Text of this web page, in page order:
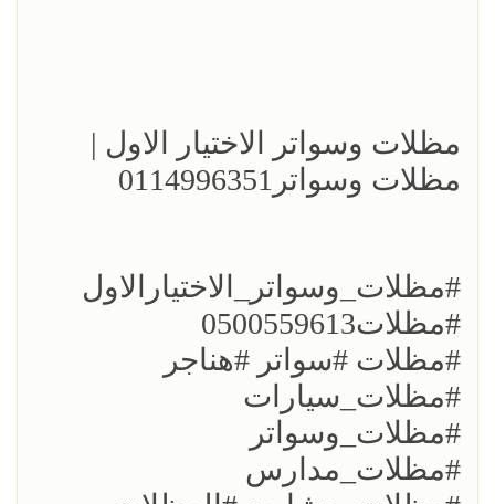
مظلات وسواتر الاختيار الاول |
مظلات وسواتر0114996351
#مظلات_وسواتر_الاختيارالاول
#مظلات0500559613
#مظلات #سواتر #هناجر
#مظلات_سيارات
#مظلات_وسواتر
#مظلات_مدارس